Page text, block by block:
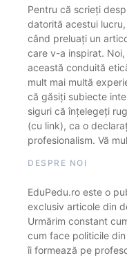
Pentru că scrieți
datorită acestui
când preluați un
care v-a inspirat.
această conduită
mult mai multă
că găsiți subiecte
siguri că înțelegeți
(cu link), ca o
profesionalism. Vă
DESPRE NOI
EduPedu.ro este o
exclusiv articole din
Urmărim constant
cum face politicile
îi formează pe